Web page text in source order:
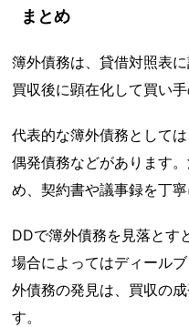
まとめ
簿外債務は、貸借対照表
買収後に顕在化して買い手
代表的な簿外債務として
偶発債務などがあります
め、契約書や議事録を丁
DDで簿外債務を見落とす
場合によってはディール
外債務の発見は、買収の
す。